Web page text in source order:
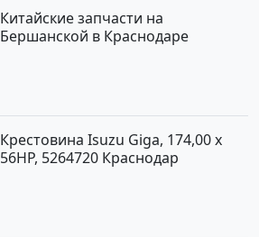
Китайские запчасти на
Бершанской в Краснодаре
Крестовина Isuzu Giga, 174,00 x
56HP, 5264720 Краснодар